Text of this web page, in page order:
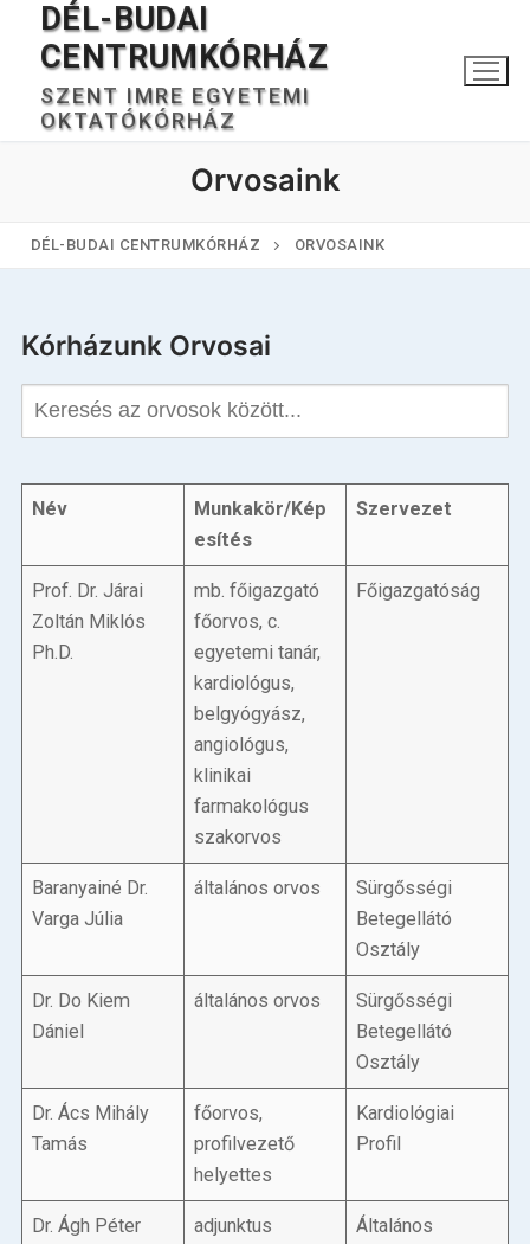
Ugrás
tartalomra
DÉL-BUDAI
CENTRUMKÓRHÁZ
SZENT IMRE EGYETEMI
OKTATÓKÓRHÁZ
Főoldal
Kórházunkról
Elérhetőségeink
Praktikus információk
Közérdekű adatok
Orvosaink
DÉL-BUDAI CENTRUMKÓRHÁZ ORVOSAINK
Kórházunk Orvosai
Név
Munkakör/Kép
esítés
Szervezet
Prof. Dr. Járai
Zoltán Miklós
Ph.D.
mb. főigazgató
főorvos, c.
egyetemi tanár,
kardiológus,
belgyógyász,
angiológus,
klinikai
farmakológus
szakorvos
Főigazgatóság
Baranyainé Dr.
Varga Júlia
általános orvos
Sürgősségi
Betegellátó
Osztály
Dr. Do Kiem
Dániel
általános orvos
Sürgősségi
Betegellátó
Osztály
Dr. Ács Mihály
Tamás
főorvos,
profilvezető
helyettes
Kardiológiai
Profil
Dr. Ágh Péter adjunktus
Általános